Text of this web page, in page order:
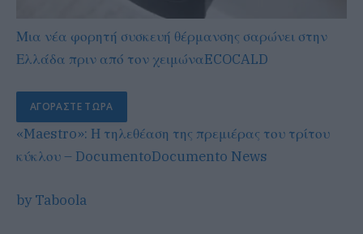
Μια νέα φορητή συσκευή θέρμανσης σαρώνει στην
Ελλάδα πριν από τον χειμώναECOCALD
ΑΓΟΡΆΣΤΕ ΤΏΡΑ
«Maestro»: Η τηλεθέαση της πρεμιέρας του τρίτου
κύκλου – DocumentoDocumento News
by Taboola